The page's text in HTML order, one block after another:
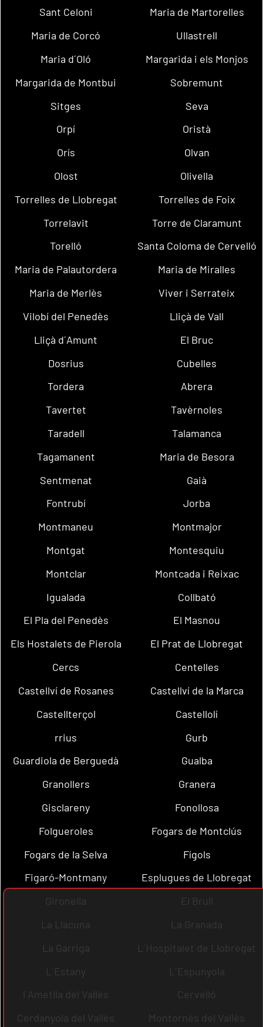
Sant Celoni
Maria de Martorelles
Maria de Corcó
Ullastrell
Maria d´Oló
Margarida i els Monjos
Margarida de Montbui
Sobremunt
Sitges
Seva
Orpí
Oristà
Orís
Olvan
Olost
Olivella
Torrelles de Llobregat
Torrelles de Foix
Torrelavit
Torre de Claramunt
Torelló
Santa Coloma de Cervelló
Maria de Palautordera
Maria de Miralles
Maria de Merlès
Viver i Serrateix
Vilobí del Penedès
Lliçà de Vall
Lliçà d´Amunt
El Bruc
Dosrius
Cubelles
Tordera
Abrera
Tavertet
Tavèrnoles
Taradell
Talamanca
Tagamanent
Maria de Besora
Sentmenat
Gaià
Fontrubí
Jorba
Montmaneu
Montmajor
Montgat
Montesquiu
Montclar
Montcada i Reixac
Igualada
Collbató
El Pla del Penedès
El Masnou
Els Hostalets de Pierola
El Prat de Llobregat
Cercs
Centelles
Castellví de Rosanes
Castellví de la Marca
Castellterçol
Castellolí
rrius
Gurb
Guardiola de Berguedà
Gualba
Granollers
Granera
Gisclareny
Fonollosa
Folgueroles
Fogars de Montclús
Fogars de la Selva
Fígols
Figaró-Montmany
Esplugues de Llobregat
Gironella
El Brull
La Llacuna
La Granada
La Garriga
L´Hospitalet de Llobregat
L´Estany
L´Espunyola
l´Ametlla del Vallès
Cervelló
Cerdanyola del Vallès
Montornès del Vallès